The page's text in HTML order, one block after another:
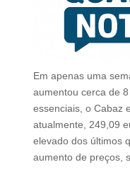
Em apenas uma
aumentou cerca de
essenciais, o Cabaz
atualmente, 249,09
elevado dos últimos
aumento de preços,